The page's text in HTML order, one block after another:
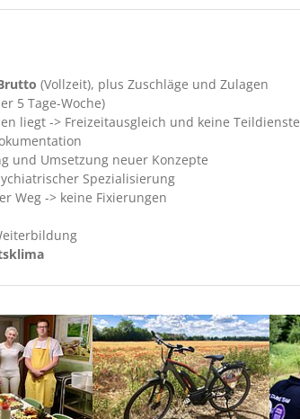
(Vollzeit), plus Zuschläge und Zulagen
5 Tage-Woche)
liegt -> Freizeitausgleich und keine Teildienste
und Umsetzung neuer Konzepte
Spezialisierung
Weg -> keine Fixierungen